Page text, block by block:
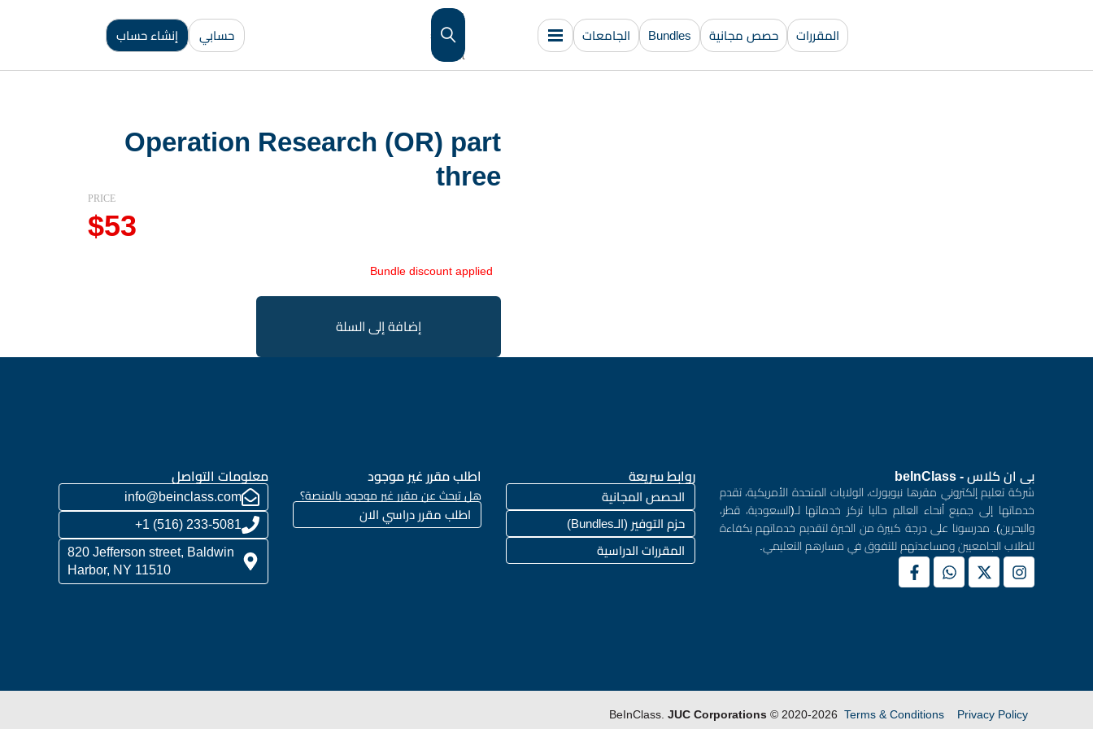
المقررات حصص مجانية Bundles الجامعات
{{
search
}}
حسابي إنشاء حساب
Operation Research (OR) part
three
PRICE
$53
Bundle discount applied
إضافة إلى السلة
بى ان كلاس - beInClass
شركة تعليم إلكتروني مقرها نيويورك، الولايات المتحدة الأمريكية، تقدم
خدماتها إلى جميع أنحاء العالم حاليا تركز خدماتها لـ(السعودية، قطر،
والبحرين). مدرسونا على درجة كبيرة من الخبرة لتقديم خدماتهم بكفاءة
للطلاب الجامعيين ومساعدتهم للتفوق في مسارهم التعليمي.
روابط سريعة
الحصص المجانية
حزم التوفير (الـBundles)
المقررات الدراسية
اطلب مقرر غير موجود
هل تبحث عن مقرر غير موجود بالمنصة؟
اطلب مقرر دراسي الان
معلومات التواصل
info@beinclass.com
233-5081 (516) 1+
820 Jefferson street, Baldwin
Harbor, NY 11510
Privacy Policy
Terms & Conditions
2020-2026 © BeInClass.
JUC Corporations